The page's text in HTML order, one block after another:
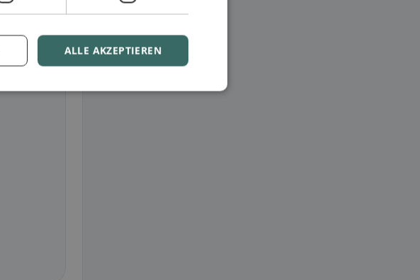
ALLE AKZEPTIEREN